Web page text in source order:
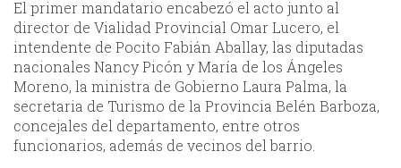
El primer mandatario encabezó el acto junto al
director de Vialidad Provincial Omar Lucero, el
intendente de Pocito Fabián Aballay, las diputadas
nacionales Nancy Picón y María de los Ángeles
Moreno, la ministra de Gobierno Laura Palma, la
secretaria de Turismo de la Provincia Belén Barboza,
concejales del departamento, entre otros
funcionarios, además de vecinos del barrio.